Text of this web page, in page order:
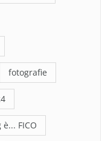
fotografie
FICO